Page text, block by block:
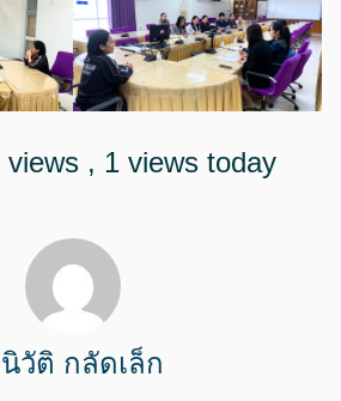
views , 1 views today
วัติ กลัดเล็ก